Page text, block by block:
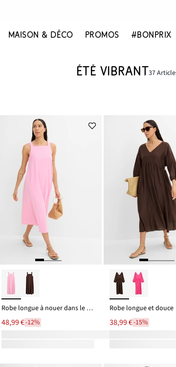
MAISON & DÉCO PROMOS #BONPRIX
ÉTÉ VIBRANT37
Robe longue à nouer dans le dos
48,99 €-12%
Robe longue et douce
38,99 €-15%